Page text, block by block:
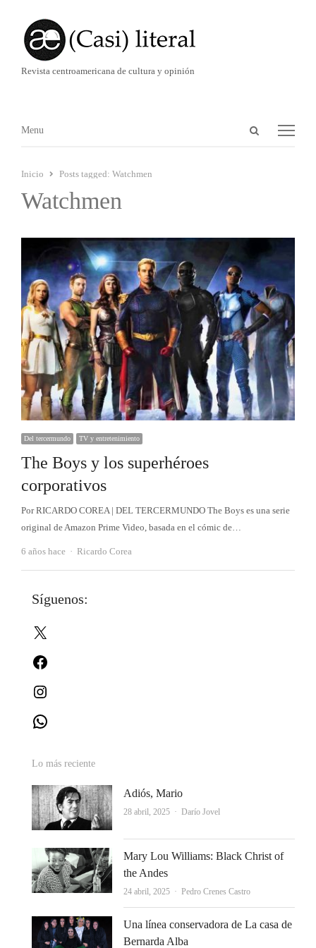
Revista centroamericana de cultura y opinión
Abrir
Menú
Menu
Inicio Posts tagged: Watchmen
Watchmen
Del tercermundo TV y entretenimiento
The Boys y los superhéroes
corporativos
Por RICARDO COREA | DEL TERCERMUNDO The Boys es una serie
original de Amazon Prime Video, basada en el cómic de…
6 años hace Autor
Ricardo Corea
Síguenos:
Lo más reciente
Adiós, Mario
28 abril, 2025 Autor
Darío Jovel
Mary Lou Williams: Black Christ of
the Andes
24 abril, 2025 Autor
Pedro Crenes Castro
Una línea conservadora de La casa de
Bernarda Alba